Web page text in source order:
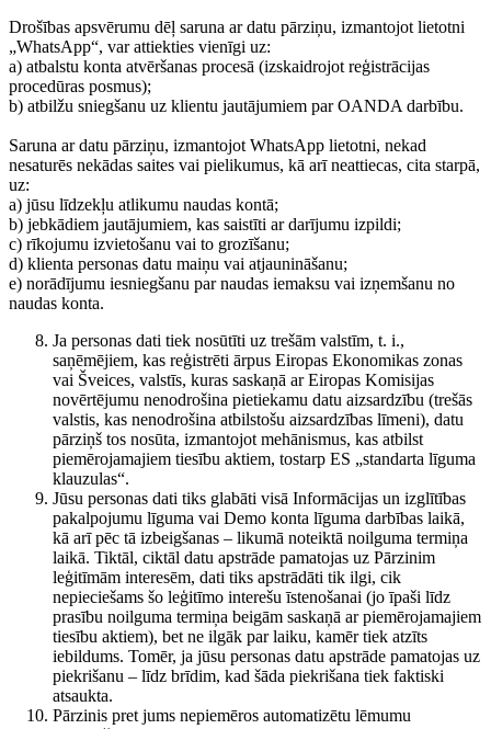
Drošības apsvērumu dēļ saruna ar datu pārziņu, izmantojot lietotni
„WhatsApp“, var attiekties vienīgi uz:
a) atbalstu konta atvēršanas procesā (izskaidrojot reģistrācijas
procedūras posmus);
b) atbilžu sniegšanu uz klientu jautājumiem par OANDA darbību.
Saruna ar datu pārziņu, izmantojot WhatsApp lietotni, nekad
nesaturēs nekādas saites vai pielikumus, kā arī neattiecas, cita starpā,
uz:
a) jūsu līdzekļu atlikumu naudas kontā;
b) jebkādiem jautājumiem, kas saistīti ar darījumu izpildi;
c) rīkojumu izvietošanu vai to grozīšanu;
d) klienta personas datu maiņu vai atjaunināšanu;
e) norādījumu iesniegšanu par naudas iemaksu vai izņemšanu no
naudas konta.
Ja personas dati tiek nosūtīti uz trešām valstīm, t. i.,
saņēmējiem, kas reģistrēti ārpus Eiropas Ekonomikas zonas
vai Šveices, valstīs, kuras saskaņā ar Eiropas Komisijas
novērtējumu nenodrošina pietiekamu datu aizsardzību (trešās
valstis, kas nenodrošina atbilstošu aizsardzības līmeni), datu
pārziņš tos nosūta, izmantojot mehānismus, kas atbilst
piemērojamajiem tiesību aktiem, tostarp ES „standarta līguma
klauzulas“.
Jūsu personas dati tiks glabāti visā Informācijas un izglītības
pakalpojumu līguma vai Demo konta līguma darbības laikā,
kā arī pēc tā izbeigšanas – likumā noteiktā noilguma termiņa
laikā. Tiktāl, ciktāl datu apstrāde pamatojas uz Pārzinim
leģitīmām interesēm, dati tiks apstrādāti tik ilgi, cik
nepieciešams šo leģitīmo interešu īstenošanai (jo īpaši līdz
prasību noilguma termiņa beigām saskaņā ar piemērojamajiem
tiesību aktiem), bet ne ilgāk par laiku, kamēr tiek atzīts
iebildums. Tomēr, ja jūsu personas datu apstrāde pamatojas uz
piekrišanu – līdz brīdim, kad šāda piekrišana tiek faktiski
atsaukta.
Pārzinis pret jums nepiemēros automatizētu lēmumu